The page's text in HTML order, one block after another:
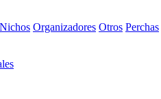
Nichos Organizadores Otros Perchas